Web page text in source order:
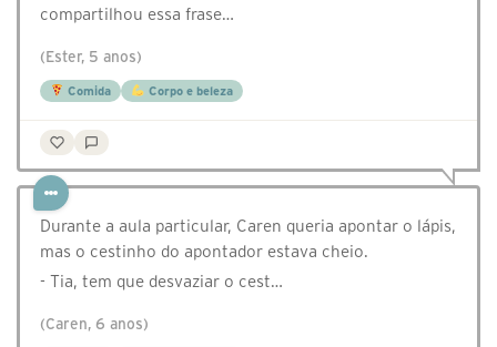
compartilhou essa frase…
(Ester, 5 anos)
Comida Corpo e beleza
Durante a aula particular, Caren queria apontar o lápis,
mas o cestinho do apontador estava cheio.
- Tia, tem que desvaziar o cest…
(Caren, 6 anos)